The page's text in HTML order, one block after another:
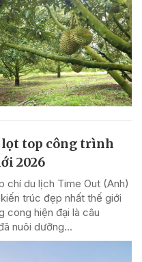
lọt top công trình
2026
chí du lịch Time Out (Anh)
trúc đẹp nhất thế giới
cong hiện đại là câu
nuôi dưỡng...